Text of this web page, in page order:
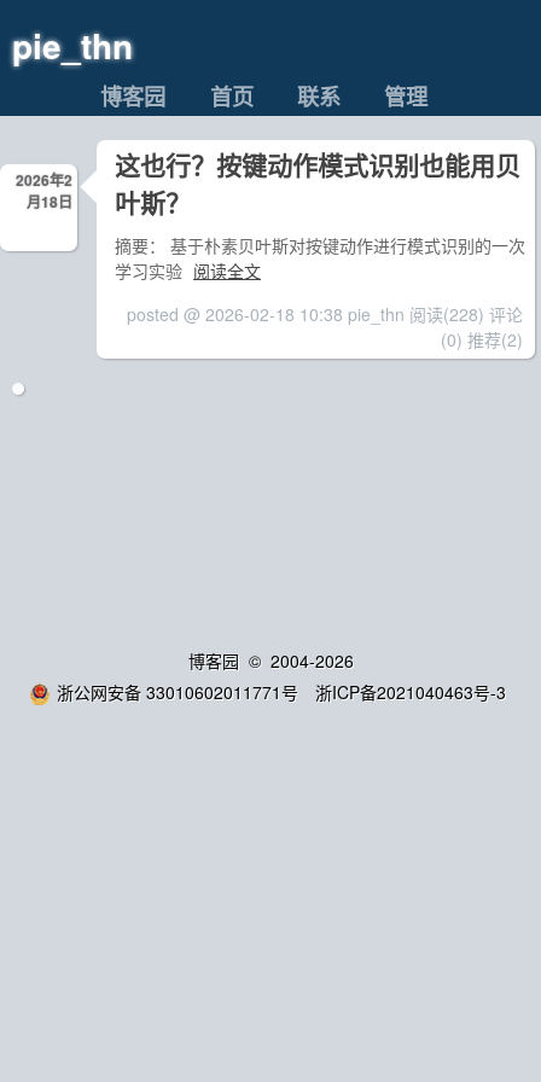
pie_thn
博客园 首页 联系 管理
2026年2
月18日
这也行？按键动作模式识别也能用贝
叶斯？
摘要： 基于朴素贝叶斯对按键动作进行模式识别的一次
学习实验 阅读全文
posted @ 2026-02-18 10:38 pie_thn 阅读(228) 评论
(0) 推荐(2)
博客园 © 2004-2026
浙公网安备 33010602011771号
浙ICP备2021040463号-3